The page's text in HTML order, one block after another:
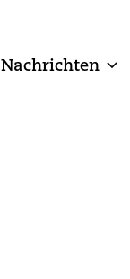
Nachrichten